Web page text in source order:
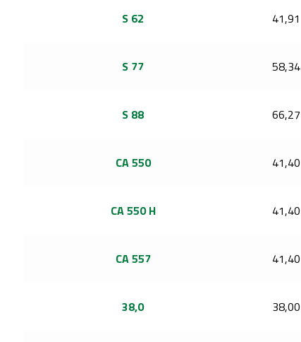
S 62 41,91
S 77 58,34
S 88 66,27
CA 550 41,40
CA 550 H 41,40
CA 557 41,40
38,0 38,00